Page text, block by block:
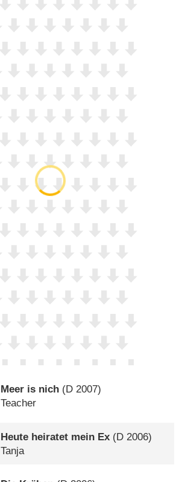
Meer is nich (D 2007)
Teacher
Heute heiratet mein Ex (D 2006)
Tanja